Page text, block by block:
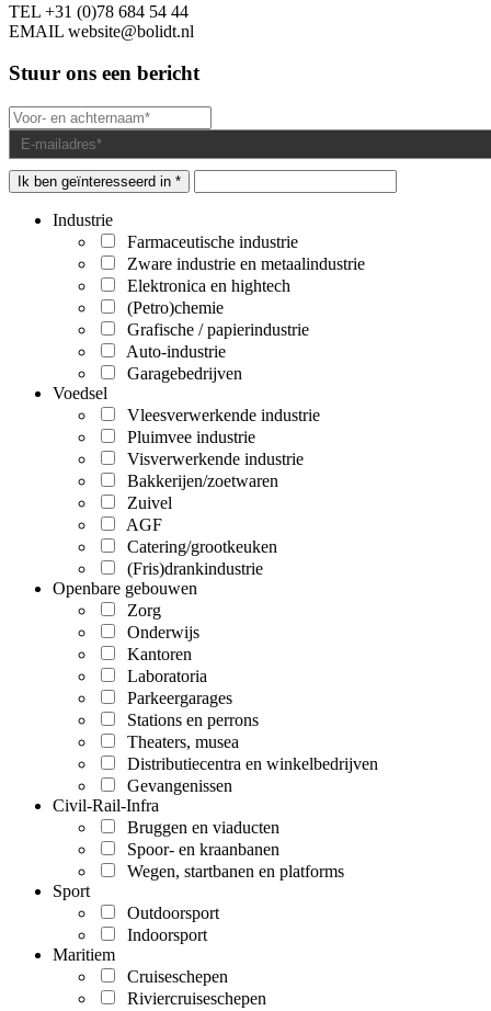
TEL +31 (0)78 684 54 44
EMAIL website@bolidt.nl
Stuur ons een bericht
Ik ben geïnteresseerd in *
Industrie
Farmaceutische industrie
Zware industrie en metaalindustrie
Elektronica en hightech
(Petro)chemie
Grafische / papierindustrie
Auto-industrie
Garagebedrijven
Voedsel
Vleesverwerkende industrie
Pluimvee industrie
Visverwerkende industrie
Bakkerijen/zoetwaren
Zuivel
AGF
Catering/grootkeuken
(Fris)drankindustrie
Openbare gebouwen
Zorg
Onderwijs
Kantoren
Laboratoria
Parkeergarages
Stations en perrons
Theaters, musea
Distributiecentra en winkelbedrijven
Gevangenissen
Civil-Rail-Infra
Bruggen en viaducten
Spoor- en kraanbanen
Wegen, startbanen en platforms
Sport
Outdoorsport
Indoorsport
Maritiem
Cruiseschepen
Riviercruiseschepen